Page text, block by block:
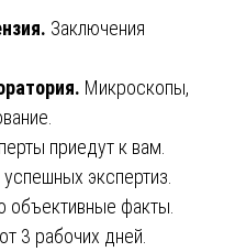
Заключения
Микроскопы,
приедут к вам.
экспертиз.
объективные факты.
3 рабочих дней.